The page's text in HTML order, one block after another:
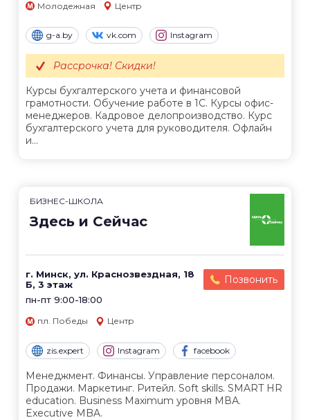
Молодежная Центр
g-a.by vk.com Instagram
Курсы бухгалтерского учета и финансовой
грамотности. Обучение работе в 1С. Курсы офис-
менеджеров. Кадровое делопроизводство. Курс
бухгалтерского учета для руководителя. Офлайн
и...
Рассрочка! Скидки!
БИЗНЕС-ШКОЛА
Здесь и Сейчас
г. Минск, ул. Краснозвездная, 18
Б, 3 этаж
пн-пт 9:00-18:00
Позвонить
пл. Победы Центр
zis.expert Instagram facebook
Менеджмент. Финансы. Управление персоналом.
Продажи. Маркетинг. Ритейл. Soft skills. SMART HR
education. Business Maximum уровня МВА.
Executive MBA.